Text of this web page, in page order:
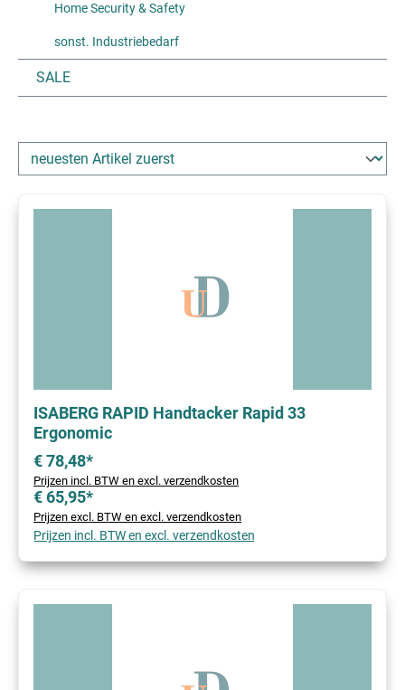
Home Security & Safety
sonst. Industriebedarf
SALE
ISABERG RAPID Handtacker Rapid 33
Ergonomic
€ 78,48*
Prijzen incl. BTW en excl. verzendkosten
€ 65,95*
Prijzen excl. BTW en excl. verzendkosten
Prijzen incl. BTW en excl. verzendkosten